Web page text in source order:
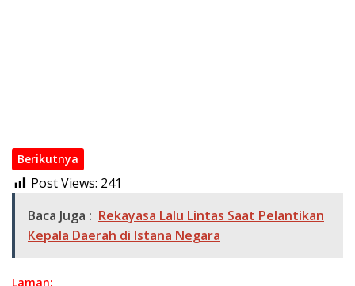
Berikutnya
Post Views: 241
Baca Juga : Rekayasa Lalu Lintas Saat Pelantikan
Kepala Daerah di Istana Negara
Laman: